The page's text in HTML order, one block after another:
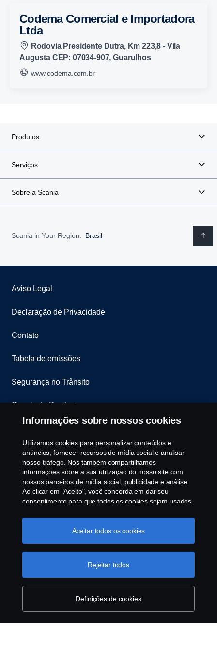
Codema Comercial e Importadora
Ltda
Rodovia Presidente Dutra, Km 223,8 - Vila
Augusta CEP: 07034-907, Guarulhos
www.codema.com.br
Produtos
Serviços
Sobre a Scania
Scania in Your Region: Brasil
Aviso Legal
Declaração de Privacidade
Contato
Tabela de emissões
Segurança no Trânsito
Canais de Denúncia
Programa de Rotulagem Veicular
Política de Cookies
Configurações de cookies
Brasil, Av. José Odorizzi, 151 - Vila Euro, São
Bernardo do Campo. SP. Tel: +55 11 4090-2960.
CNPJ 59.104.901/0001-76
Informações sobre nossos cookies
Utilizamos cookies para personalizar conteúdos e
anúncios, fornecer recursos de mídia social e analisar
nosso tráfego. Nós também compartilhamos
informações sobre a sua utilização do nosso site com
nossos parceiros de mídia social, publicidade e análise.
Ao clicar em "Aceito", você concorda em dar seu
consentimento para que todos os cookies sejam usados
gerenciar a utilização dos cookies clicando em
"Configurações de cookies" e selecionando as
ser encontrada clicando no link abaixo deste texto ou em
“declaração de privacidade". Mais informações sobre a
sua privacidade
Definições de cookies
Rejeitar todos
Aceitar todos os cookies